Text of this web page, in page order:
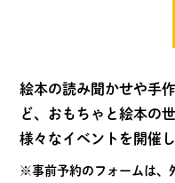
絵本の読み聞かせや手
ど、おもちゃと絵本の
様々なイベントを開催し
※事前予約のフォームは、